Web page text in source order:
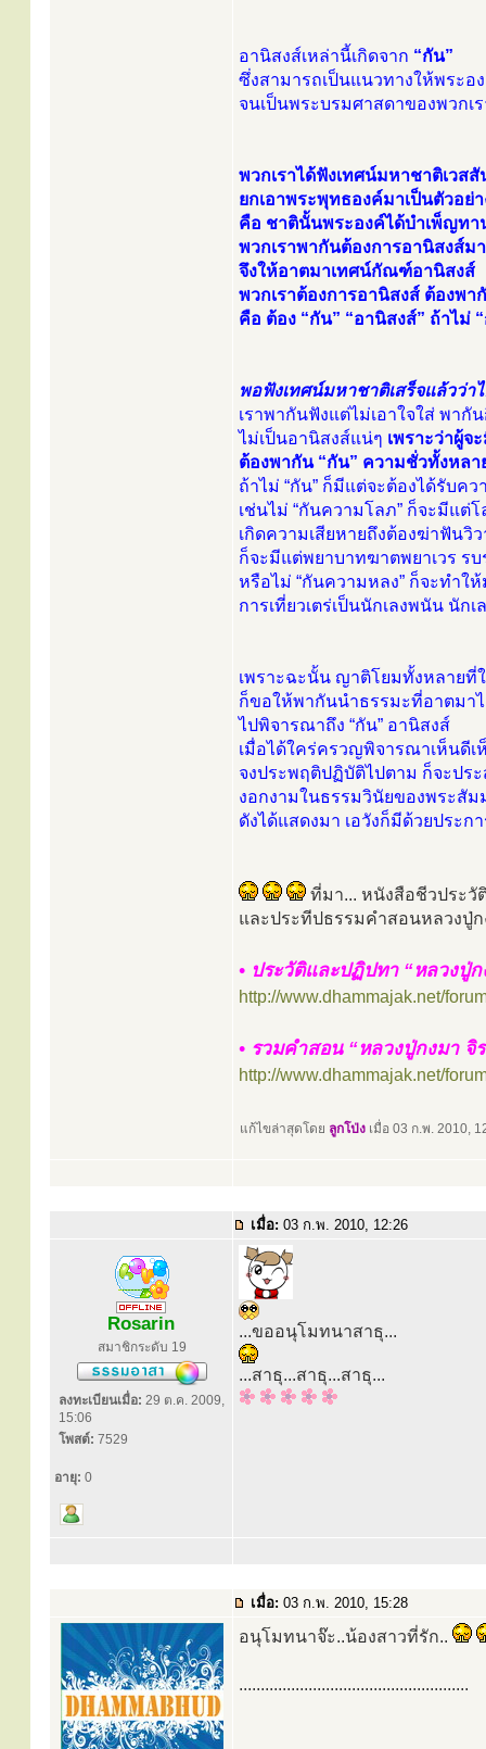
อานิสงส์เหล่านี้เกิดจาก “กัน”
ซึ่งสามารถเป็นแนวทางให้พระอ
จนเป็นพระบรมศาสดาของพวกเ
พวกเราได้ฟังเทศน์มหาชาติเวส
ยกเอาพระพุทธองค์มาเป็นตัวอย่า
คือ ชาตินั้นพระองค์ได้บำเพ็ญทา
พวกเราพากันต้องการอานิสงส์ม
จึงให้อาตมาเทศน์กัณฑ์อานิสงส์
พวกเราต้องการอานิสงส์ ต้องพา
คือ ต้อง “กัน” “อานิสงส์” ถ้าไม่
พอฟังเทศน์มหาชาติเสร็จแล้วว่า
เราพากันฟังแต่ไม่เอาใจใส่ พากั
ไม่เป็นอานิสงส์แน่ๆ เพราะว่าผู้จ
ต้องพากัน “กัน” ความชั่วทั้งหลา
ถ้าไม่ “กัน” ก็มีแต่จะต้องได้รับค
เช่นไม่ “กันความโลภ” ก็จะมีแต่
เกิดความเสียหายถึงต้องฆ่าฟันวิ
ก็จะมีแต่พยาบาทฆาตพยาเวร
หรือไม่ “กันความหลง” ก็จะทำให้
การเที่ยวเตร่เป็นนักเลงพนัน นัก
เพราะฉะนั้น ญาติโยมทั้งหลายที่
ก็ขอให้พากันนำธรรมะที่อาตมา
ไปพิจารณาถึง “กัน” อานิสงส์
เมื่อได้ใคร่ครวญพิจารณาเห็นดีเ
จงประพฤติปฏิบัติไปตาม ก็จะปร
งอกงามในธรรมวินัยของพระสั
ดังได้แสดงมา เอวังก็มีด้วยประก
ที่มา... หนังสือชีวประวั
และประทีปธรรมคำสอนหลวงปู่
• ประวัติและปฏิปทา “หลวงปู่
http://www.dhammajak.net/
• รวมคำสอน “หลวงปู่กงมา
http://www.dhammajak.net/
แก้ไขล่าสุดโดย ลูกโป่ง เมื่อ 03 ก.พ. 2010,
เมื่อ: 03 ก.พ. 2010, 12:26
Rosarin
สมาชิกระดับ 19
ลงทะเบียนเมื่อ: 29 ต.ค. 2009,
15:06
โพสต์: 7529
อายุ: 0
...ขออนุโมทนาสาธุ...
...สาธุ...สาธุ...สาธุ...
เมื่อ: 03 ก.พ. 2010, 15:28
อนุโมทนาจ๊ะ..น้องสาวที่รัก..
.....................................................